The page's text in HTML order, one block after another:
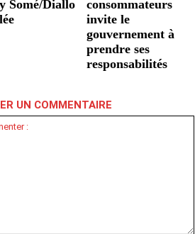
Somé/Diallo
consommateurs
invite le
gouvernement à
prendre ses
responsabilités
UN COMMENTAIRE